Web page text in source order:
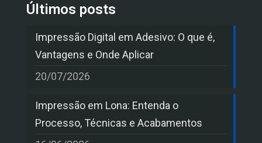
Últimos posts
Impressão Digital em Adesivo: O que é,
Vantagens e Onde Aplicar
20/07/2026
Impressão em Lona: Entenda o
Processo, Técnicas e Acabamentos